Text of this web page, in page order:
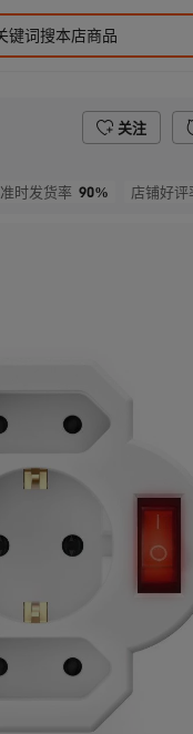
关注
准时发货率 90% 店铺好评